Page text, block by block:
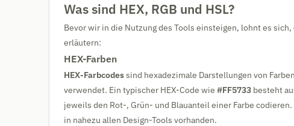
Was sind HEX, RGB und HSL?
Bevor wir in die Nutzung des Tools einsteigen, lohnt es
erläutern:
HEX-Farben
HEX-Farbcodessind hexadezimale Darstellungen von
verwendet. Ein typischer HEX-Code wie #FF5733 besteht
jeweils den Rot-, Grün- und Blauanteil einer Farbe
in nahezu allen Design-Tools vorhanden.